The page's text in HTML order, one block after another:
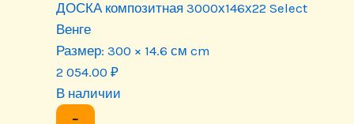
ДОСКА композитная 3000х146х22 Select
Венге
Размер: 300 × 14.6 см cm
2 054.00 ₽
В наличии
−